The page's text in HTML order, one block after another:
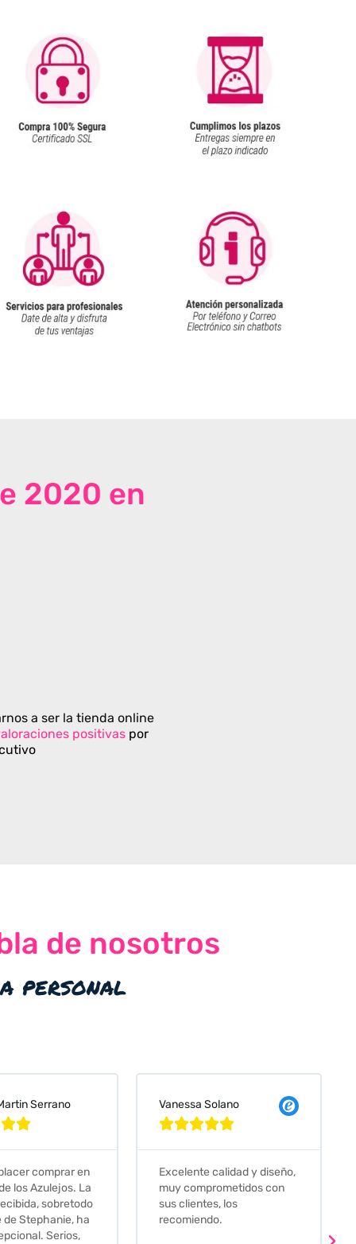
2020 en
a ser la tienda online
positivas por
de nosotros
personal

calidad y diseño,
con
los
Judit Bonet Pardell

Que decir, si teneis que
comprar alguna baldosa
este és el sitio indicado! Yo
pedi una muestra y me